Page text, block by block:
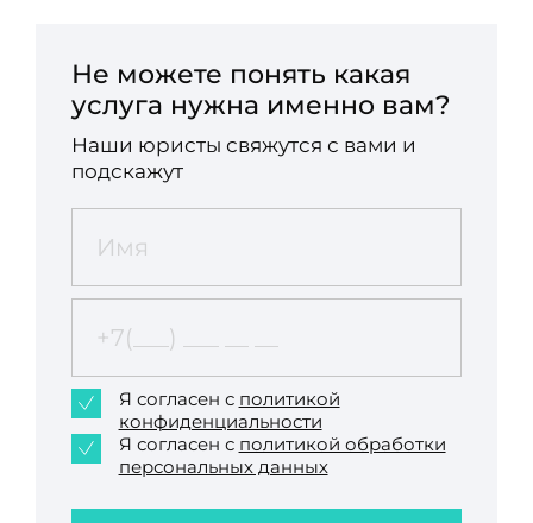
Не можете понять какая
услуга нужна именно вам?
Наши юристы свяжутся с вами и
подскажут
Я согласен с политикой
конфиденциальности
Я согласен с политикой обработки
персональных данных